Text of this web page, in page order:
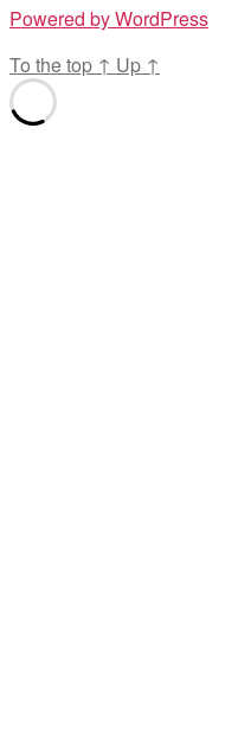
Powered by WordPress
To the top ↑ Up ↑